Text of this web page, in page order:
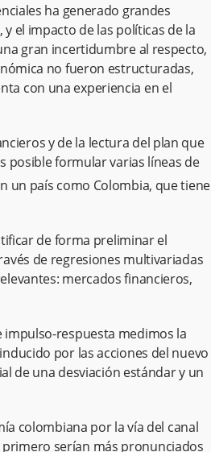
ha generado grandes
el impacto de las políticas de la
gran incertidumbre al respecto,
no fueron estructuradas,
con una experiencia en el
y de la lectura del plan que
posible formular varias líneas de
un país como Colombia, que tiene
de forma preliminar el
de regresiones multivariadas
mercados financieros,
respuesta medimos la
por las acciones del nuevo
de una desviación estándar y un
colombiana por la vía del canal
primero serían más pronunciados